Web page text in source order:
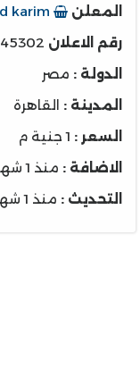
المعلن
رقم الاعلان 45302
الدولة : مصر
المدينة : القاهرة
السعر : 1 جنية م
الاضافة : منذ 1 شهر
التحديث : منذ 1 شهر